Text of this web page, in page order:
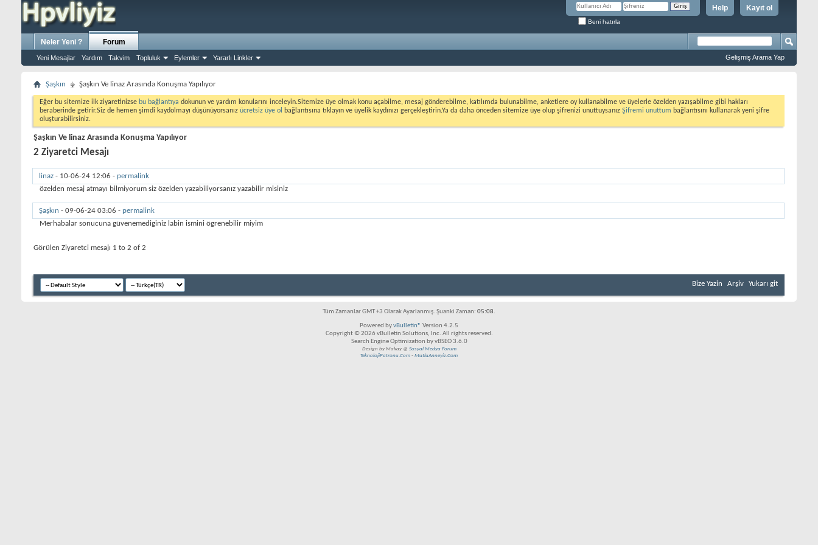
Kayıt ol
Help
Beni hatırla
Neler Yeni ? Forum
Yeni Mesajlar Yardım Takvim Topluluk Eylemler Yararlı Linkler Gelişmiş Arama Yap
Şaşkın Şaşkın Ve linaz Arasında Konuşma Yapılıyor
Eğer bu sitemize ilk ziyaretinizse bu bağlantıya dokunun ve yardım konularını inceleyin.Sitemize üye olmak konu açabilme, mesaj gönderebilme, katılımda bulunabilme, anketlere oy kullanabilme ve üyelerle özelden yazışabilme gibi hakları
beraberinde getirir.Siz de hemen şimdi kaydolmayı düşünüyorsanız ücretsiz üye ol bağlantısına tıklayın ve üyelik kaydınızı gerçekleştirin.Ya da daha önceden sitemize üye olup şifrenizi unuttuysanız Şifremi unuttum bağlantısını kullanarak yeni şifre
oluşturabilirsiniz.
Şaşkın Ve linaz Arasında Konuşma Yapılıyor
2 Ziyaretci Mesajı
linaz - 10-06-24 12:06 - permalink
özelden mesaj atmayı bilmiyorum siz özelden yazabiliyorsanız yazabilir misiniz
Şaşkın - 09-06-24 03:06 - permalink
Merhabalar sonucuna güvenemediginiz labin ismini ögrenebilir miyim
Görülen Ziyaretci mesajı 1 to 2 of 2
Bize Yazin Arşiv Yukarı git
Tüm Zamanlar GMT +3 Olarak Ayarlanmış. Şuanki Zaman: 05:08.
Powered byvBulletin® Version 4.2.5
Copyright © 2026 vBulletin Solutions, Inc. All rights reserved.
Search Engine Optimization by vBSEO 3.6.0
Design by Makay @ Sosyal Medya Forum
TeknolojiPatronu.Com - MutluAnneyiz.Com